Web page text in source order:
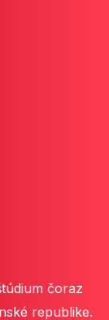
čoraz
republike.